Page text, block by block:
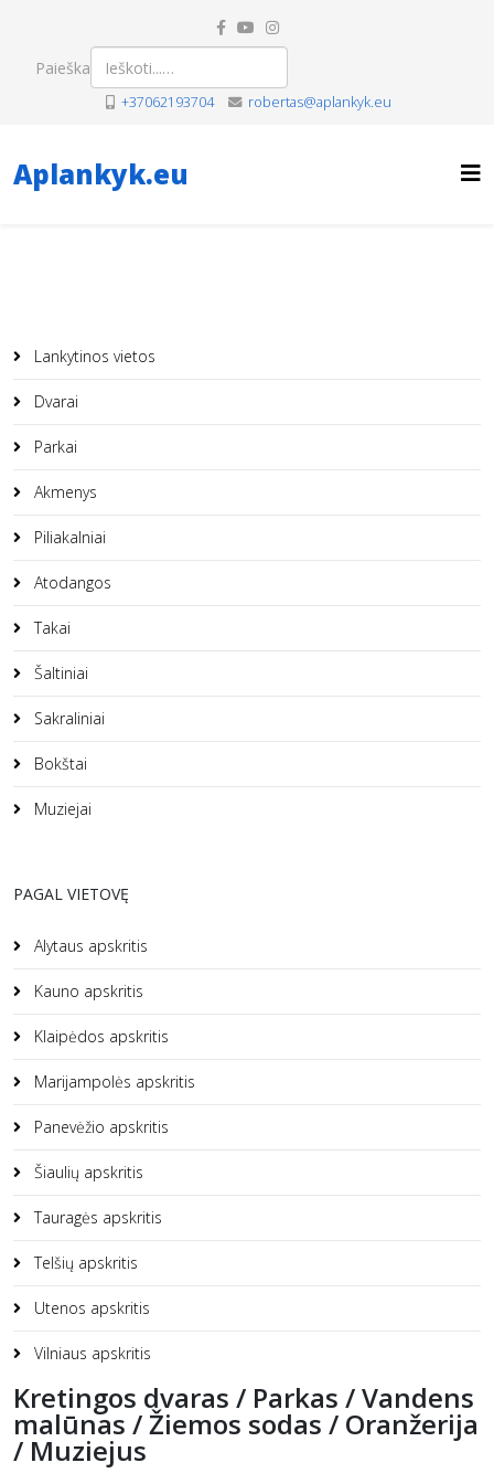
Paieška
+37062193704 robertas@aplankyk.eu
Aplankyk.eu
Lankytinos vietos
Dvarai
Parkai
Akmenys
Piliakalniai
Atodangos
Takai
Šaltiniai
Sakraliniai
Bokštai
Muziejai
PAGAL VIETOVĘ
Alytaus apskritis
Kauno apskritis
Klaipėdos apskritis
Marijampolės apskritis
Panevėžio apskritis
Šiaulių apskritis
Tauragės apskritis
Telšių apskritis
Utenos apskritis
Vilniaus apskritis
Kretingos dvaras / Parkas / Vandens
malūnas / Žiemos sodas / Oranžerija
/ Muziejus